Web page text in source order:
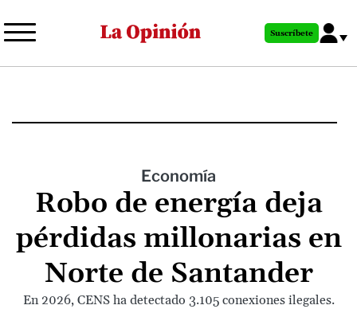
al
principal
Suscríbete
Economía
Robo de energía deja
pérdidas millonarias en
Norte de Santander
En 2026, CENS ha detectado 3.105 conexiones ilegales.